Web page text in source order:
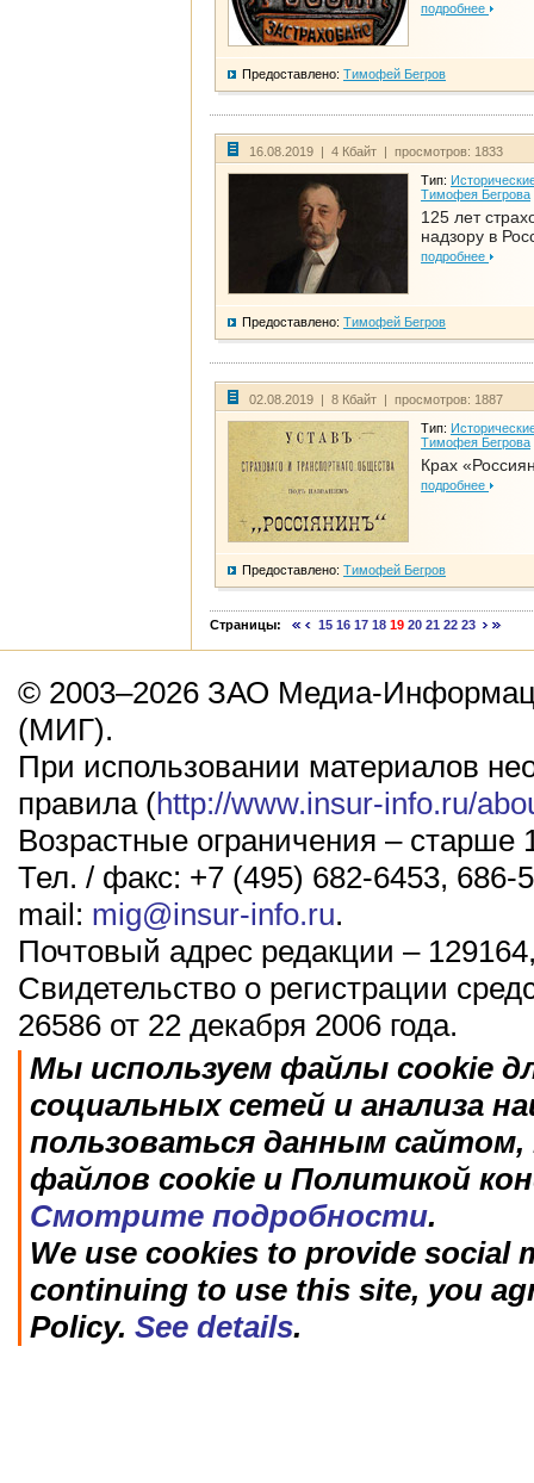
подробнее
Предоставлено: Тимофей Бегров
16.08.2019 | 4 Кбайт | просмотров: 1833
Тип:
Тимофея Бегрова
125 лет
надзору в
подробнее
Предоставлено: Тимофей Бегров
02.08.2019 | 8 Кбайт | просмотров: 1887
Тип:
Тимофея Бегрова
Крах
подробнее
Предоставлено: Тимофей Бегров
Страницы: 15 16 17 18 19 20 21 22 23
© 2003–2026 ЗАО Медиа-
(МИГ).
При использовании материалов
правила (http://www.insur-info.ru/
Возрастные ограничения – старше
Тел. / факс: +7 (495) 682-6453, 686-
mail: mig@insur-info.ru.
Почтовый адрес редакции –
Свидетельство о регистрации
26586 от 22 декабря 2006 года.
Мы используем файлы cookie
социальных сетей и анализа
пользоваться данным
файлов cookie и Политикой
Смотрите подробности.
We use cookies to provide social
continuing to use this site, you
Policy. See details.